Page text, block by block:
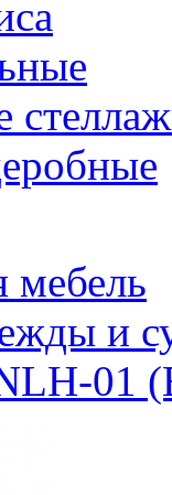
мебель
и
01